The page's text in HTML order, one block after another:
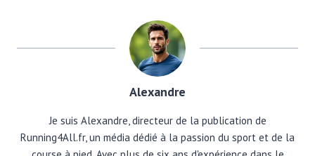
Alexandre
Je suis Alexandre, directeur de la publication de
Running4All.fr, un média dédié à la passion du sport et de la